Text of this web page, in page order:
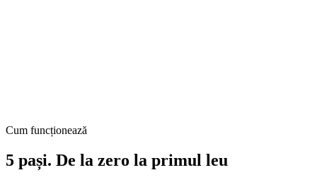
Cum funcționează
5 pași. De la zero la primul leu